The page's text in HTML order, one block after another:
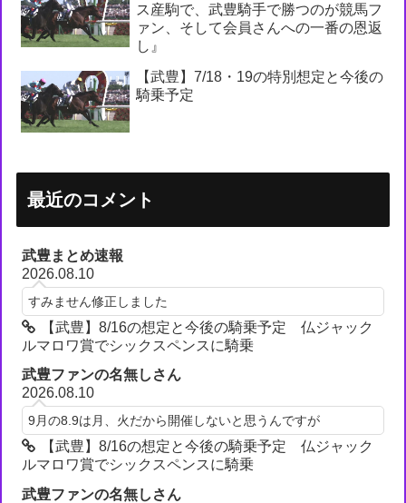
ス産駒で、武豊騎手で勝つのが競馬フ
ァン、そして会員さんへの一番の恩返
し』
【武豊】7/18・19の特別想定と今後の
騎乗予定
最近のコメント
武豊まとめ速報
2026.08.10
すみません修正しました
【武豊】8/16の想定と今後の騎乗予定 仏ジャック
ルマロワ賞でシックスペンスに騎乗
武豊ファンの名無しさん
2026.08.10
9月の8.9は月、火だから開催しないと思うんですが
【武豊】8/16の想定と今後の騎乗予定 仏ジャック
ルマロワ賞でシックスペンスに騎乗
武豊ファンの名無しさん